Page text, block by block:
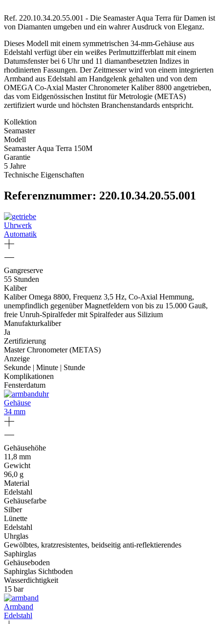
Ref. 220.10.34.20.55.001 - Die Seamaster Aqua Terra für Damen ist
von Diamanten umgeben und ein wahrer Ausdruck von Eleganz.
Dieses Modell mit einem symmetrischen 34-mm-Gehäuse aus
Edelstahl verfügt über ein weißes Perlmuttzifferblatt mit einem
Datumsfenster bei 6 Uhr und 11 diamantbesetzten Indizes in
rhodinierten Fassungen. Der Zeitmesser wird von einem integrierten
Armband aus Edelstahl am Handgelenk gehalten und von dem
OMEGA Co-Axial Master Chronometer Kaliber 8800 angetrieben,
das vom Eidgenössischen Institut für Metrologie (METAS)
zertifiziert wurde und höchsten Branchenstandards entspricht.
Kollektion
Seamaster
Modell
Seamaster Aqua Terra 150M
Garantie
5 Jahre
Technische Eigenschaften
Referenznummer: 220.10.34.20.55.001
Uhrwerk
Automatik
Gangreserve
55 Stunden
Kaliber
Kaliber Omega 8800, Frequenz 3,5 Hz, Co-Axial Hemmung,
unempfindlich gegenüber Magnetfeldern von bis zu 15.000 Gauß,
freie Unruh-Spiralfeder mit Spiralfeder aus Silizium
Manufakturkaliber
Ja
Zertifizierung
Master Chronometer (METAS)
Anzeige
Sekunde | Minute | Stunde
Komplikationen
Fensterdatum
Gehäuse
34 mm
Gehäusehöhe
11,8 mm
Gewicht
96,0 g
Material
Edelstahl
Gehäusefarbe
Silber
Lünette
Edelstahl
Uhrglas
Gewölbtes, kratzresistentes, beidseitig anti‑reflektierendes
Saphirglas
Gehäuseboden
Saphirglas Sichtboden
Wasserdichtigkeit
15 bar
Armband
Edelstahl